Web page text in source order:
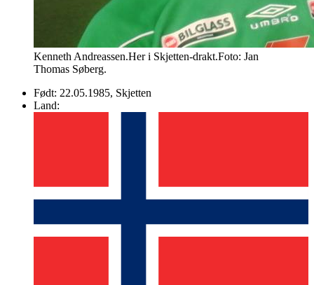
Kenneth Andreassen.Her i Skjetten-drakt.Foto: Jan
Thomas Søberg.
Født: 22.05.1985, Skjetten
Land: